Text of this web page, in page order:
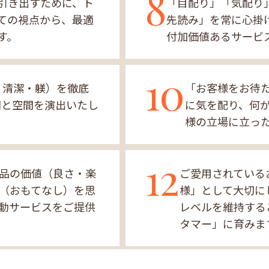
の視点から、最適
先読み」を常に心掛
付加価値あるサービ
潔・躾）を徹底
空間を演出いたし
10 「お客様をお待
に気を配り、何
様の立場に立っ
の価値（良さ・楽
おもてなし）を思
サービスをご提供
12ご愛用されてい
様」として大切
レベルを維持す
タマー」に育みま